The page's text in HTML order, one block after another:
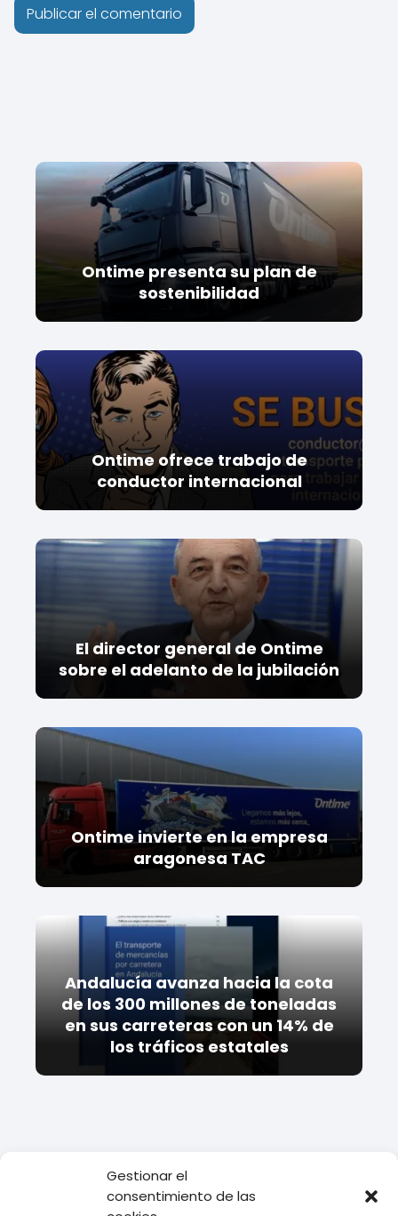
Gestionar el
consentimiento de las
Ontime presenta su plan de
sostenibilidad
Ontime ofrece trabajo de
conductor internacional
El director general de Ontime
sobre el adelanto de la jubilación
Ontime invierte en la empresa
aragonesa TAC
Andalucía avanza hacia la cota
de los 300 millones de toneladas
en sus carreteras con un 14% de
los tráficos estatales
Empresas de transporte
CTT: Descubre qué opinan los usuarios sobre esta empresa de